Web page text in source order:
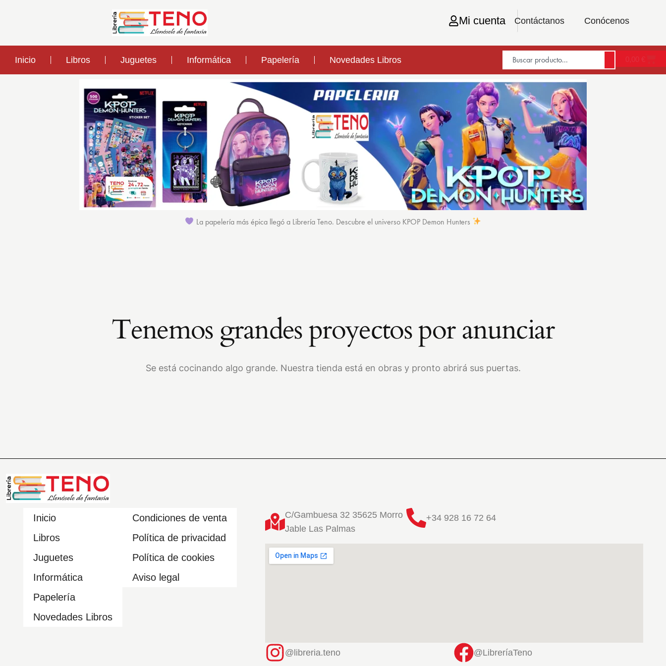
Contáctanos Conócenos
Mi cuenta
Inicio Libros Juguetes Informática Papelería Novedades Libros 0,00 €
La papelería más épica llegó a Librería Teno. Descubre el universo KPOP Demon Hunters
Tenemos grandes proyectos por anunciar
Se está cocinando algo grande. Nuestra tienda está en obras y pronto abrirá sus puertas.
Inicio
Libros
Juguetes
Informática
Papelería
Novedades Libros
Condiciones de venta
Política de privacidad
Política de cookies
Aviso legal
C/Gambuesa 32 35625 Morro
Jable Las Palmas
+34 928 16 72 64
@libreria.teno @LibreríaTeno